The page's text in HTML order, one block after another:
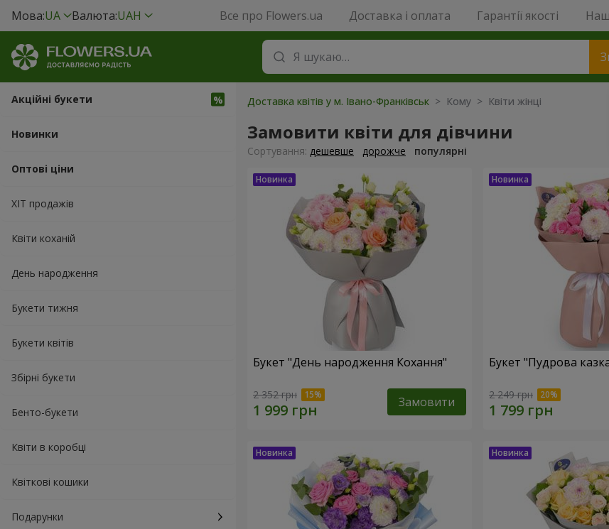
Мова:UA Валюта:UAH Все про Flowers.ua Доставка і оплата Гарантії якості
Акційні букети
Новинки
Оптові ціни
ХІТ продажів
Квіти коханій
День народження
Букети тижня
Букети квітів
Збірні букети
Бенто-букети
Квіти в коробці
Квіткові кошики
Подарунки
Доставка квітів у м. Івано-Франківськ > Кому > Квіти жінці
Замовити квіти для дівчини
Сортування: дешевше дорожче популярні
Букет "День народження Кохання"
2 352 грн Замовити
Букет "Пудрова
2 249 грн